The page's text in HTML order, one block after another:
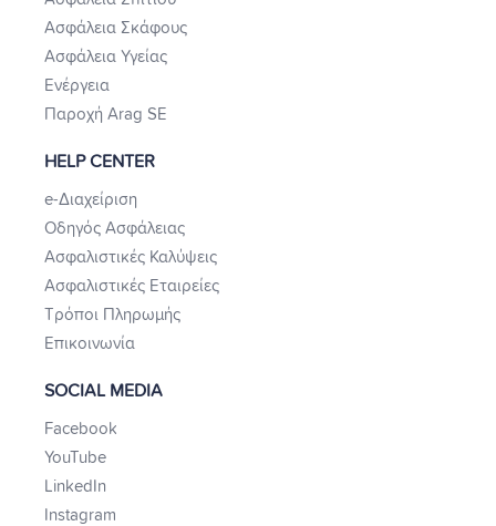
Ασφάλεια Σκάφους
Ασφάλεια Υγείας
Ενέργεια
Παροχή Arag SE
HELP CENTER
e-Διαχείριση
Οδηγός Ασφάλειας
Ασφαλιστικές Καλύψεις
Ασφαλιστικές Εταιρείες
Τρόποι Πληρωμής
Επικοινωνία
SOCIAL MEDIA
Facebook
YouTube
LinkedIn
Instagram